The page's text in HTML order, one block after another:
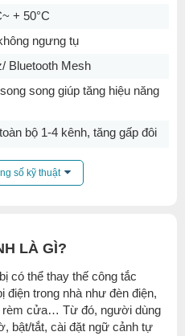
+ 50°C
ngưng tụ
Bluetooth Mesh
song giúp tăng hiệu năng
bộ 1-4 kênh, tăng gấp đôi
120x72mm / Công tắc
16mm (phiên bản chữ nhật) /
số kỹ thuật
LÀ GÌ?
có thể thay thế công tắc
điện trong nhà như đèn điện,
rèm cửa… Từ đó, người dùng
bật/tắt, cài đặt ngữ cảnh tự